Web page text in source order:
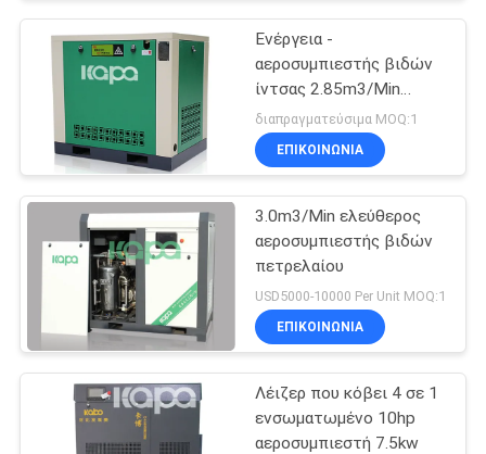
στεγνωτήρα αέρα
Ενέργεια -
αεροσυμπιεστής βιδών
ίντσας 2.85m3/Min
αποταμίευσης RP1
διαπραγματεύσιμα MOQ:1
ΕΠΙΚΟΙΝΩΝΊΑ
3.0m3/Min ελεύθερος
αεροσυμπιεστής βιδών
πετρελαίου
USD5000-10000 Per Unit MOQ:1
ΕΠΙΚΟΙΝΩΝΊΑ
Λέιζερ που κόβει 4 σε 1
ενσωματωμένο 10hp
αεροσυμπιεστή 7.5kw